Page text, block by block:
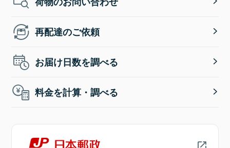
再配達のご依頼
お届け日数を調べる
料金を計算・調べる